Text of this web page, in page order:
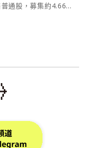
通股，募集約4.667
億美元增加⋯